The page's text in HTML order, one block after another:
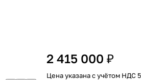
2 415 000 ₽
Цена указана с учётом НДС